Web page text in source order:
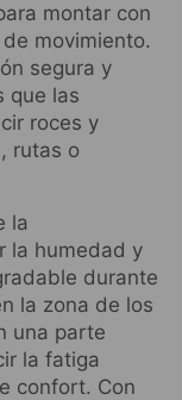
montar con
movimiento.
segura y
que las
roces y
rutas o
la
la humedad y
durante
la zona de los
una parte
la fatiga
confort. Con